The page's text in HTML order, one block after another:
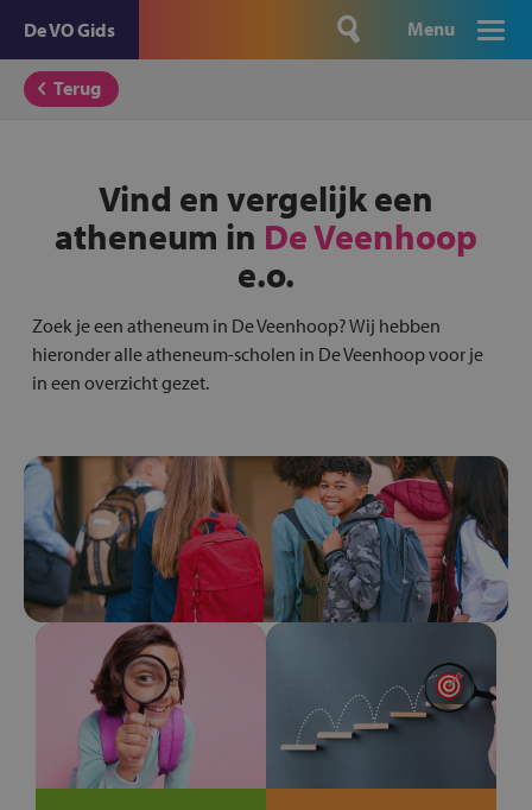
De VO Gids Menu
Terug
Vind en vergelijk een
atheneum in De Veenhoop
e.o.
Zoek je een atheneum in De Veenhoop? Wij hebben
hieronder alle atheneum-scholen in De Veenhoop voor je
in een overzicht gezet.